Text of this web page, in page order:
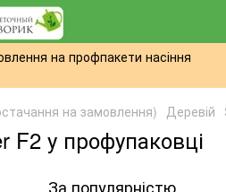
на профпакети насіння
на замовлення) Деревій
F2 у профупаковці
За популярністю